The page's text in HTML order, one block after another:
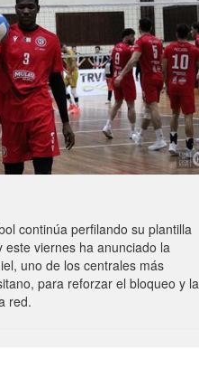
continúa perfilando su plantilla
viernes ha anunciado la
uno de los centrales más
para reforzar el bloqueo y la
red.